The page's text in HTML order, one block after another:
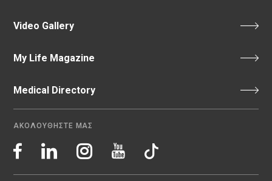
Video Gallery
My Life Magazine
Medical Directory
ΑΚΟΛΟΥΘΗΣΤΕ ΜΑΣ